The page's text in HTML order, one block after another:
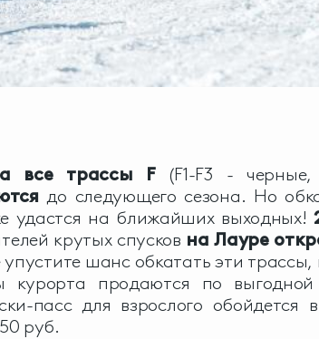
все трассы F(F1-F3 - черные,
до следующего сезона. Но
удастся на ближайших выходных!
крутых спусков на Лауре
шанс обкатать эти трассы,
курорта продаются по
пасс для взрослого обойдется
руб.